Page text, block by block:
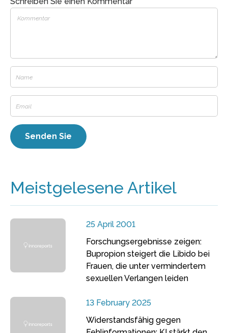
Meistgelesene Artikel
25 April 2001
Forschungsergebnisse zeigen:
Bupropion steigert die Libido bei
Frauen, die unter vermindertem
sexuellen Verlangen leiden
13 February 2025
Widerstandsfähig gegen